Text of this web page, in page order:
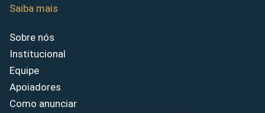
Saiba mais
Sobre nós
Institucional
Equipe
Apoiadores
Como anunciar